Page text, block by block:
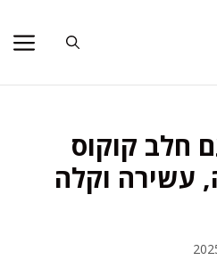
חלב קוקוס
עשירה וקלה